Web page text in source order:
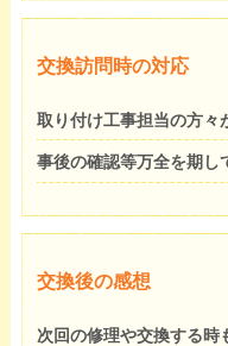
交換訪問時の対応
取り付け工事担当の方々
事後の確認等万全を期し
交換後の感想
次回の修理や交換する時